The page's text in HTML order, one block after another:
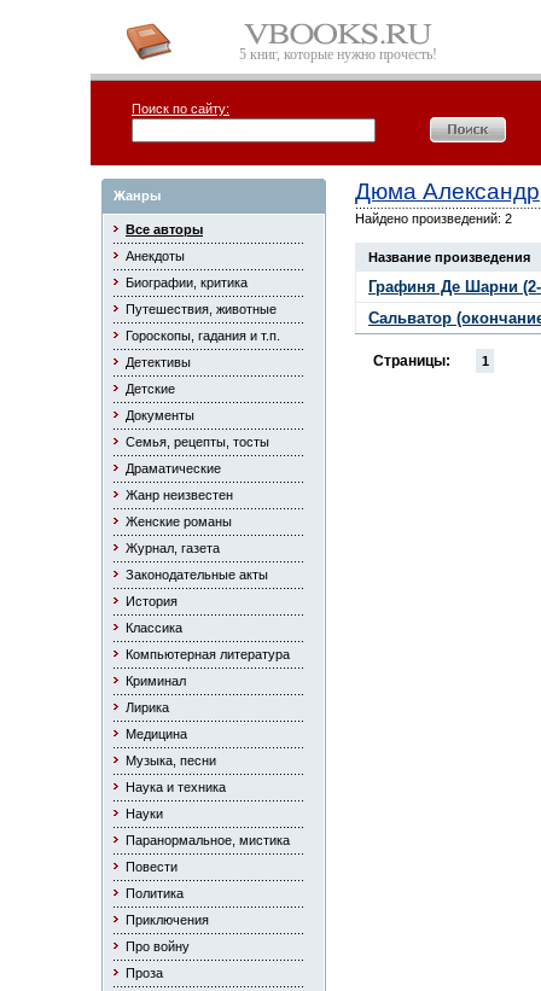
5 книг, которые нужно прочесть!
Поиск по сайту:
Жанры
Все авторы
Анекдоты
Биографии, критика
Путешествия, животные
Гороскопы, гадания и т.п.
Детективы
Детские
Документы
Семья, рецепты, тосты
Драматические
Жанр неизвестен
Женские романы
Журнал, газета
Законодательные акты
История
Классика
Компьютерная литература
Криминал
Лирика
Медицина
Музыка, песни
Наука и техника
Науки
Паранормальное, мистика
Повести
Политика
Приключения
Про войну
Проза
Дюма Александр
Найдено произведений: 2
Название произведения
Графиня Де Шарни (2-
Сальватор
Страницы: 1